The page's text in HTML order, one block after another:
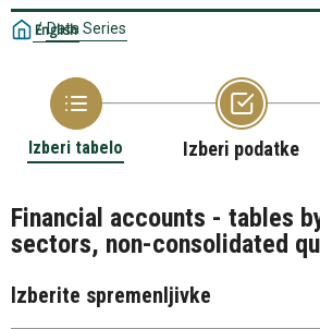
English
/ Data Series
Izberi tabelo Izberi podatke
Financial accounts - tables
sectors, non-consolidated
Izberite spremenljivke